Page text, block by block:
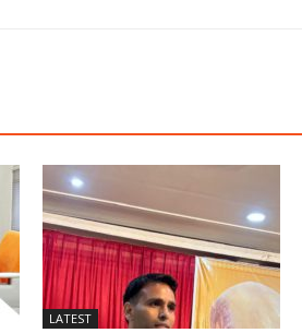
LATEST